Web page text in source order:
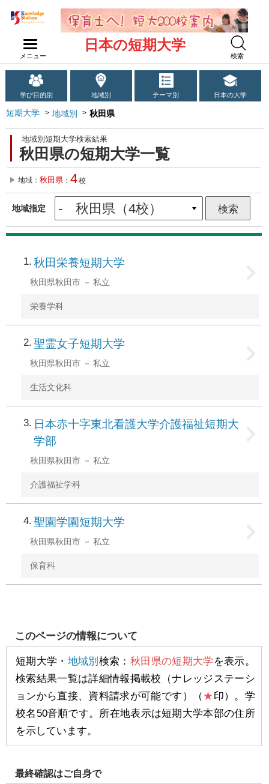
メニュー
日本の短期大学
検索
学び目的別 地域別 テーマ別 日本の大学
短期大学 地域別 秋田県
地域別短期大学検索結果
秋田県の短期大学一覧
地域： 秋田県 ： 4校
地域指定
1 秋田栄養短期大学
秋田県秋田市 私立
栄養学科
2 聖霊女子短期大学
秋田県秋田市 私立
生活文化科
3
日本赤十字東北看護大学介護福祉短期大
学部
秋田県秋田市 私立
介護福祉学科
4 聖園学園短期大学
秋田県秋田市 私立
保育科
このページの情報について
短期大学・ 地域別 検索： 秋田県の短期大学 を表示。
検索結果一覧は詳細情報掲載校（ナレッジステーシ
ョンから直接、資料請求が可能です）（★印）。学
校名50音順です。所在地表示は短期大学本部の住所
を示しています。
最終確認はご自身で